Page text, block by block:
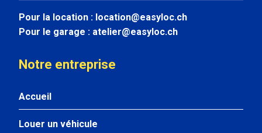
Pour la location : location@easyloc.ch
Pour le garage : atelier@easyloc.ch
Notre entreprise
Accueil
Louer un véhicule